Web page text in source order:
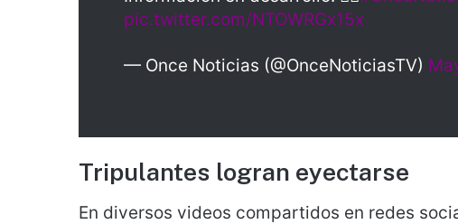
pic.twitter.com/NTOWRGx15x
— Once Noticias (@OnceNoticiasTV)
Tripulantes logran eyectarse
En diversos videos compartidos en redes